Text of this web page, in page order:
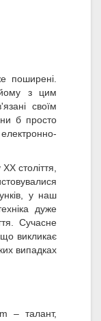
поширені.
з цим
своїм
б просто
століття,
у наш
дуже
Сучасне
викликає
випадках
– талант,